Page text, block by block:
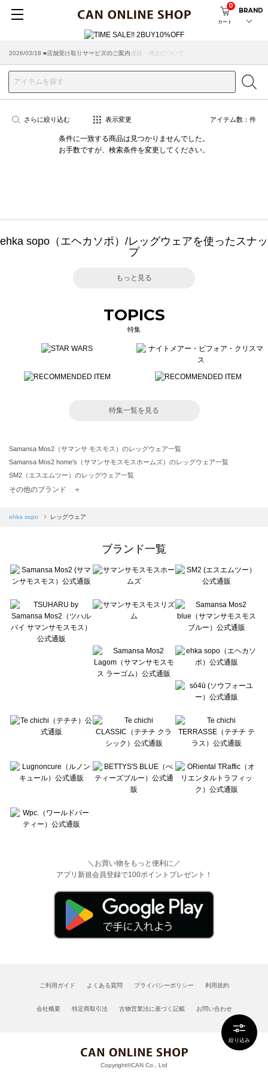
カート
0
BRAND
2026/07/29 ■【お知らせ】ヤマト運輸の配送遅延・停止について
2026/03/18 ■店舗受け取りサービスのご案内
絞り込み
さらに絞り込む 表示変更 アイテム数： 件
条件に一致する商品は見つかりませんでした。
お手数ですが、検索条件を変更してください。
ehka sopo（エヘカソポ）/レッグウェアを使ったスナッ
プ
もっと見る
TOPICS
特集
特集一覧を見る
Samansa Mos2（サマンサ モスモス）のレッグウェア一覧
Samansa Mos2 home's（サマンサモスモスホームズ）のレッグウェア一覧
SM2（エスエムツー）のレッグウェア一覧
TSUHARU by Samansa Mos2（ツハルバイサマンサモスモス）のレッグウェア一覧
Samansa Mos2 blue（サマンサモスモス ブルー）のレッグウェア一覧
sō4ū（ソウフォーユー）のレッグウェア一覧
Te chichi（テチチ）のレッグウェア一覧
Te chichi CLASSIC（テチチ クラシック）のレッグウェア一覧
Lugnoncure（ルノンキュール）のレッグウェア一覧
BETTY'S BLUE（べティーズブルー）のレッグウェア一覧
Wpc.（ワールドパーティー）のレッグウェア一覧
その他のブランド ＋
ehka sopo レッグウェア
ブランド一覧
＼お買い物をもっと便利に／
アプリ新規会員登録で100ポイントプレゼント！
ご利用ガイド よくある質問 プライバシーポリシー 利用規約
会社概要 特定商取引法 古物営業法に基づく記載 お問い合わせ
Copyright©CAN Co., Ltd